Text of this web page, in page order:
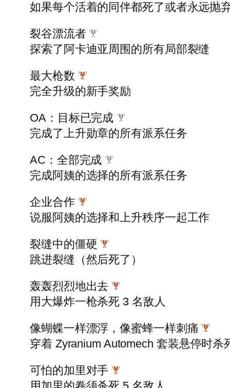
如果每个活着的同伴都死了或者永远抛
裂谷漂流者
探索了阿卡迪亚周围的所有局部裂缝
最大枪数
完全升级的新手奖励
OA：目标已完成
完成了上升勋章的所有派系任务
AC：全部完成
完成阿姨的选择的所有派系任务
企业合作
说服阿姨的选择和上升秩序一起工作
裂缝中的僵硬
跳进裂缝（然后死了）
轰轰烈烈地出去
用大爆炸一枪杀死 3 名敌人
像蝴蝶一样漂浮，像蜜蜂一样刺痛
穿着 Zyranium Automech 套装悬停时杀
可怕的加里对手